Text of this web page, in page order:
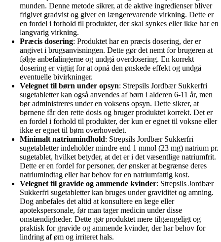
munden. Denne metode sikrer, at de aktive ingredienser bliver
frigivet gradvist og giver en længerevarende virkning. Dette er
en fordel i forhold til produkter, der skal synkes eller ikke har en
langvarig virkning.
Præcis dosering: Produktet har en præcis dosering, der er
angivet i brugsanvisningen. Dette gør det nemt for brugeren at
følge anbefalingerne og undgå overdosering. En korrekt
dosering er vigtig for at opnå den ønskede effekt og undgå
eventuelle bivirkninger.
Velegnet til børn under opsyn: Strepsils Jordbær Sukkerfri
sugetabletter kan også anvendes af børn i alderen 6-11 år, men
bør administreres under en voksens opsyn. Dette sikrer, at
børnene får den rette dosis og bruger produktet korrekt. Det er
en fordel i forhold til produkter, der kun er egnet til voksne eller
ikke er egnet til børn overhovedet.
Minimalt natriumindhold: Strepsils Jordbær Sukkerfri
sugetabletter indeholder mindre end 1 mmol (23 mg) natrium pr.
sugetablet, hvilket betyder, at det er i det væsentlige natriumfrit.
Dette er en fordel for personer, der ønsker at begrænse deres
natriumindtag eller har behov for en natriumfattig kost.
Velegnet til gravide og ammende kvinder: Strepsils Jordbær
Sukkerfri sugetabletter kan bruges under graviditet og amning.
Dog anbefales det altid at konsultere en læge eller
apotekspersonale, før man tager medicin under disse
omstændigheder. Dette gør produktet mere tilgængeligt og
praktisk for gravide og ammende kvinder, der har behov for
lindring af øm og irriteret hals.